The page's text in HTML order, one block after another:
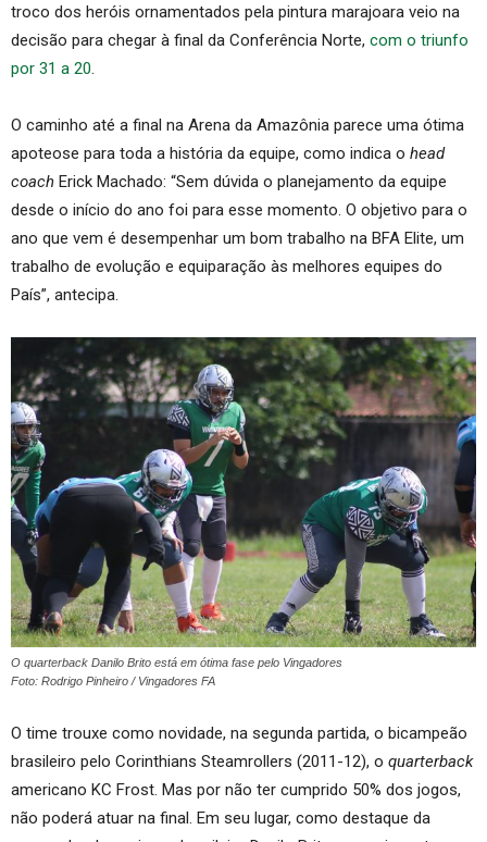
troco dos heróis ornamentados pela pintura marajoara veio na
decisão para chegar à final da Conferência Norte, com o triunfo
por 31 a 20.
O caminho até a final na Arena da Amazônia parece uma ótima
apoteose para toda a história da equipe, como indica o head
coach Erick Machado: “Sem dúvida o planejamento da equipe
desde o início do ano foi para esse momento. O objetivo para o
ano que vem é desempenhar um bom trabalho na BFA Elite, um
trabalho de evolução e equiparação às melhores equipes do
País”, antecipa.
O quarterback Danilo Brito está em ótima fase pelo Vingadores
Foto: Rodrigo Pinheiro / Vingadores FA
O time trouxe como novidade, na segunda partida, o bicampeão
brasileiro pelo Corinthians Steamrollers (2011-12), o quarterback
americano KC Frost. Mas por não ter cumprido 50% dos jogos,
não poderá atuar na final. Em seu lugar, como destaque da